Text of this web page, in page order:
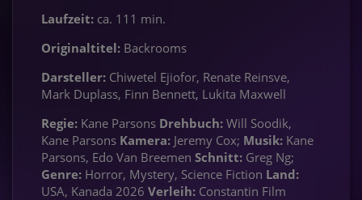
Laufzeit: ca. 111 min.
Originaltitel: Backrooms
Darsteller: Chiwetel Ejiofor, Renate Reinsve,
Mark Duplass, Finn Bennett, Lukita Maxwell
Regie: Kane Parsons Drehbuch: Will Soodik,
Kane Parsons Kamera: Jeremy Cox; Musik: Kane
Parsons, Edo Van Breemen Schnitt: Greg Ng;
Genre: Horror, Mystery, Science Fiction Land:
USA, Kanada 2026 Verleih: Constantin Film